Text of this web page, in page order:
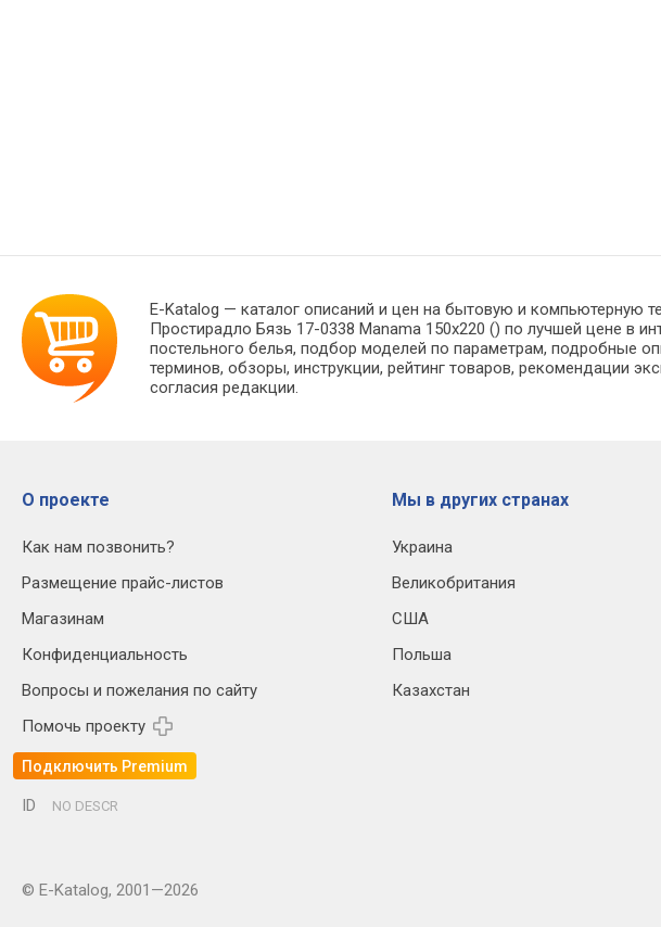
E-Katalog — каталог описаний и цен на бытовую и компьютерную
Простирадло Бязь 17-0338 Manama 150х220 () по лучшей цене в
постельного белья, подбор моделей по параметрам, подробные
терминов, обзоры, инструкции, рейтинг товаров, рекомендации
согласия редакции.
О проекте
Как нам позвонить?
Размещение прайс-листов
Магазинам
Конфиденциальность
Вопросы и пожелания по сайту
Помочь проекту
Подключить Premium
Мы в других странах
Украина
Великобритания
США
Польша
Казахстан
ID NO DESCR
© E-Katalog, 2001—2026